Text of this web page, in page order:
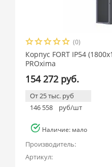
(0)
Корпус FORT IP54
PROxima
154 272 руб.
От 25 тыс. руб
146 558
руб/шт
Наличие: мало
Производитель:
Артикул: